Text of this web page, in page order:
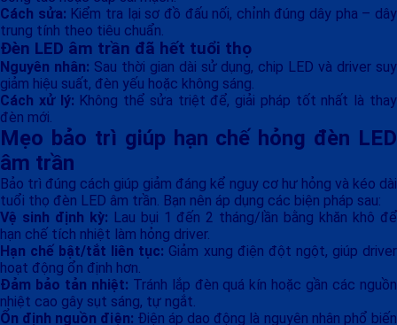
Cách sửa: Kiểm tra lại sơ đồ đấu nối, chỉnh đúng dây pha – dây
trung tính theo tiêu chuẩn.
Đèn LED âm trần đã hết tuổi thọ
Nguyên nhân: Sau thời gian dài sử dụng, chip LED và driver suy
giảm hiệu suất, đèn yếu hoặc không sáng.
Cách xử lý: Không thể sửa triệt để, giải pháp tốt nhất là thay
đèn mới.
Mẹo bảo trì giúp hạn chế hỏng đèn LED
âm trần
Bảo trì đúng cách giúp giảm đáng kể nguy cơ hư hỏng và kéo dài
tuổi thọ đèn LED âm trần. Bạn nên áp dụng các biện pháp sau:
Vệ sinh định kỳ: Lau bụi 1 đến 2 tháng/lần bằng khăn khô để
hạn chế tích nhiệt làm hỏng driver.
Hạn chế bật/tắt liên tục: Giảm xung điện đột ngột, giúp driver
hoạt động ổn định hơn.
Đảm bảo tản nhiệt: Tránh lắp đèn quá kín hoặc gần các nguồn
nhiệt cao gây sụt sáng, tự ngắt.
Ổn định nguồn điện: Điện áp dao động là nguyên nhân phổ biến